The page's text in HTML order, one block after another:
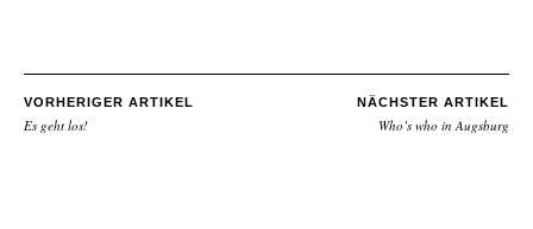
VORHERIGER ARTIKEL
Es geht los!
NÄCHSTER ARTIKEL
Who’s who in Augsburg